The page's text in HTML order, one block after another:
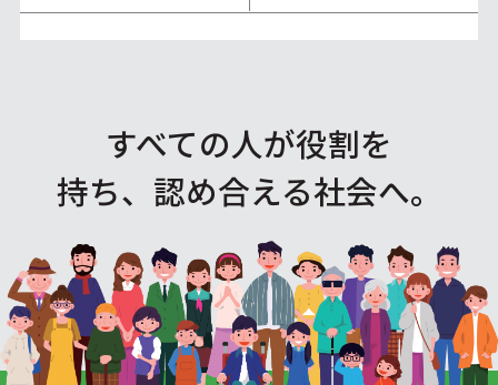
すべての人が役割を
持ち、認め合える社会へ。